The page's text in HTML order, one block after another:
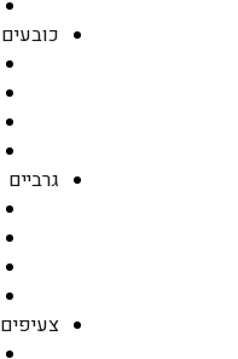
כובעים
גרביים
צעיפים